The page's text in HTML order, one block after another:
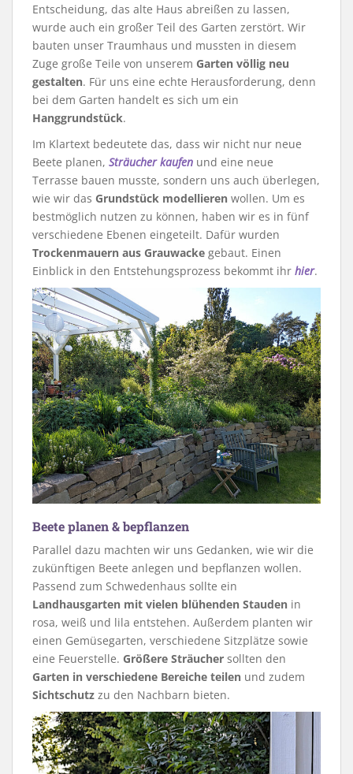
Entscheidung, das alte Haus abreißen zu lassen,
wurde auch ein großer Teil des Garten zerstört. Wir
bauten unser Traumhaus und mussten in diesem
Zuge große Teile von unserem Garten völlig neu
gestalten. Für uns eine echte Herausforderung, denn
bei dem Garten handelt es sich um ein
Hanggrundstück.
Im Klartext bedeutete das, dass wir nicht nur neue
Beete planen, Sträucher kaufen und eine neue
Terrasse bauen musste, sondern uns auch überlegen,
wie wir das Grundstück modellieren wollen. Um es
bestmöglich nutzen zu können, haben wir es in fünf
verschiedene Ebenen eingeteilt. Dafür wurden
Trockenmauern aus Grauwacke gebaut. Einen
Einblick in den Entstehungsprozess bekommt ihr hier.
Beete planen & bepflanzen
Parallel dazu machten wir uns Gedanken, wie wir die
zukünftigen Beete anlegen und bepflanzen wollen.
Passend zum Schwedenhaus sollte ein
Landhausgarten mit vielen blühenden Stauden in
rosa, weiß und lila entstehen. Außerdem planten wir
einen Gemüsegarten, verschiedene Sitzplätze sowie
eine Feuerstelle. Größere Sträucher sollten den
Garten in verschiedene Bereiche teilen und zudem
Sichtschutz zu den Nachbarn bieten.